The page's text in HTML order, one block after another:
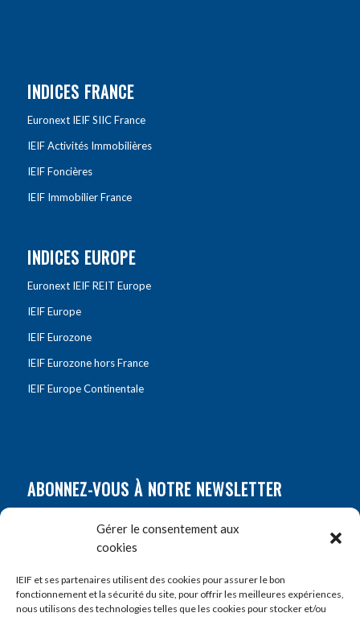
Gérer le consentement aux
cookies
IEIF et ses partenaires utilisent des cookies pour assurer le bon
fonctionnement et la sécurité du site, pour offrir les meilleures expériences,
nous utilisons des technologies telles que les cookies pour stocker et/ou
INDICES FRANCE
Euronext IEIF SIIC France
IEIF Activités Immobilières
IEIF Foncières
IEIF Immobilier France
INDICES EUROPE
Euronext IEIF REIT Europe
IEIF Europe
IEIF Eurozone
IEIF Eurozone hors France
IEIF Europe Continentale
ABONNEZ-VOUS À NOTRE NEWSLETTER
Prénom*